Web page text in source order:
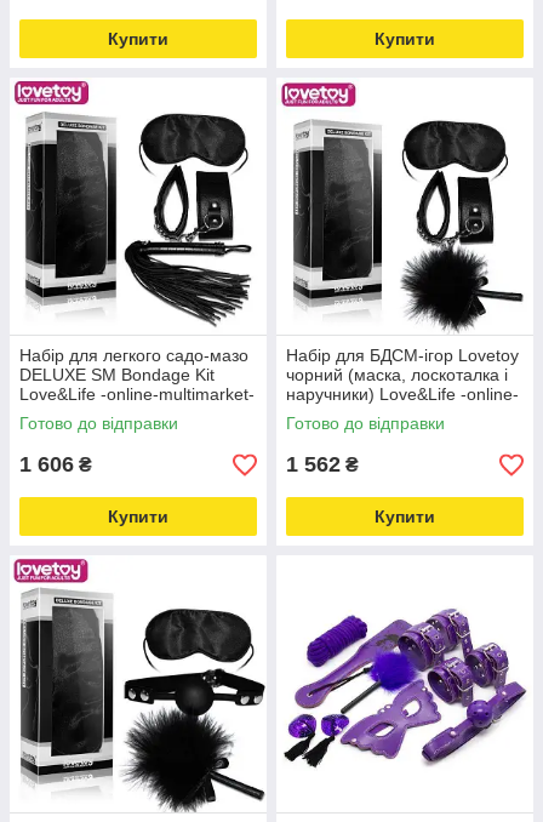
Купити Купити
Набір для легкого садо-мазо
DELUXE SM Bondage Kit
Love&Life -online-multimarket-
Готово до відправки
1 606 ₴
Купити
Набір для БДСМ-ігор Lovetoy
чорний (маска, лоскоталка і
наручники) Love&Life -online-
multimarket-
Готово до відправки
1 562 ₴
Купити